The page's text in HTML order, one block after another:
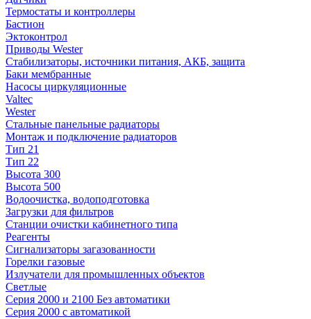
Термостаты и контроллеры
Бастион
Эктоконтрол
Приводы Wester
Стабилизаторы, источники питания, АКБ, защита
Баки мембранные
Насосы циркуляционные
Valtec
Wester
Стальные панельные радиаторы
Монтаж и подключение радиаторов
Тип 21
Тип 22
Высота 300
Высота 500
Водоочистка, водоподготовка
Загрузки для фильтров
Станции очистки кабинетного типа
Реагенты
Сигнализаторы загазованности
Горелки газовые
Излучатели для промышленных объектов
Светлые
Серия 2000 и 2100 Без автоматики
Серия 2000 с автоматикой